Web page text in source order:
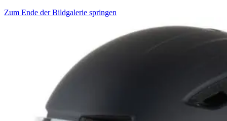
Zum Ende der Bildgalerie springen